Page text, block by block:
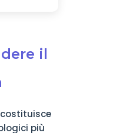
il
più